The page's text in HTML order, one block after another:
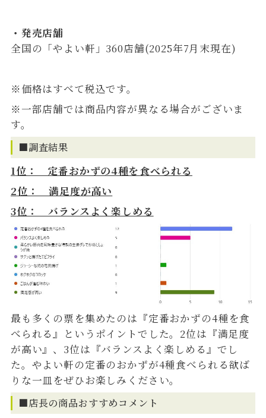
・発売店舗
全国の「やよい軒」360店舗(2025年7月末現在)
※価格はすべて税込です。
※一部店舗では商品内容が異なる場合がございま
す。
■調査結果
1位： 定番おかずの4種を食べられる
2位： 満足度が高い
3位： バランスよく楽しめる
最も多くの票を集めたのは『定番おかずの4種を食
べられる』というポイントでした。2位は『満足度
が高い』、3位は『バランスよく楽しめる』でし
た。やよい軒の定番のおかずが4種食べられる欲ば
りな一皿をぜひお楽しみください。
■店長の商品おすすめコメント